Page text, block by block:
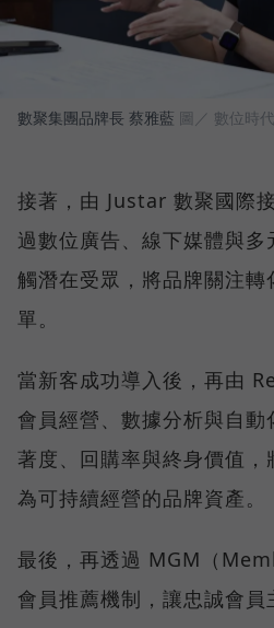
數聚集團品牌長 蔡雅藍 圖／ 數位時代
接著，由 Justar 數聚國際
過數位廣告、線下媒體與
觸潛在受眾，將品牌關注轉
單。
當新客成功導入後，再由
會員經營、數據分析與自
著度、回購率與終身價值，
為可持續經營的品牌資產。
最後，再透過 MGM（
會員推薦機制，讓忠誠會員